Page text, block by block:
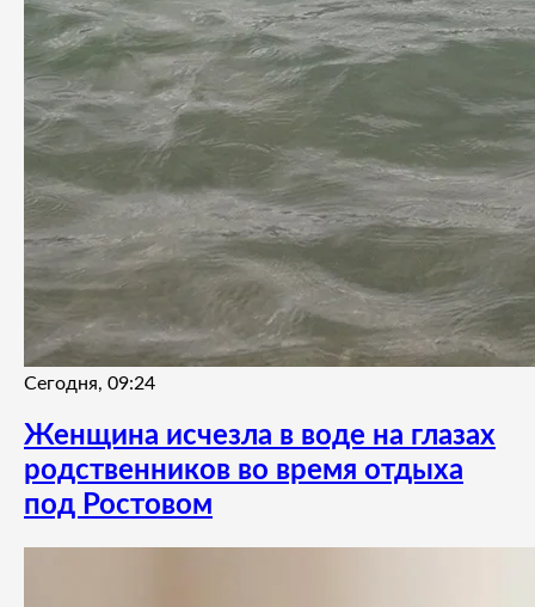
Сегодня, 09:24
Женщина исчезла в воде на глазах
родственников во время отдыха
под Ростовом